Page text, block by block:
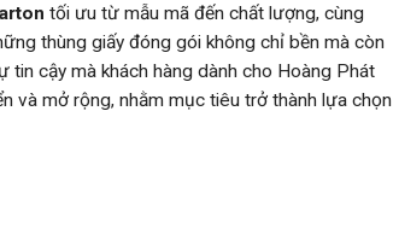
tối ưu từ mẫu mã đến chất lượng, cùng
thùng giấy đóng gói không chỉ bền mà còn
tin cậy mà khách hàng dành cho Hoàng Phát
và mở rộng, nhằm mục tiêu trở thành lựa chọn